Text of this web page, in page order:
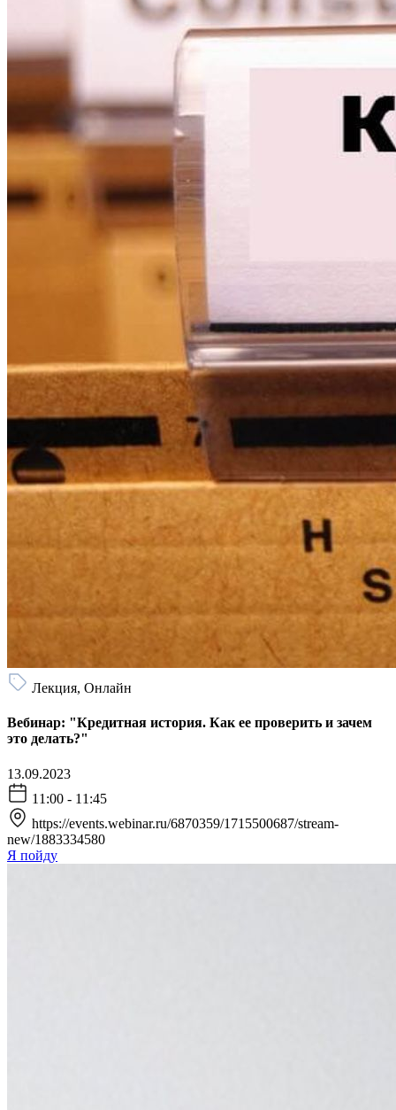
Лекция, Онлайн
Вебинар: "Кредитная история. Как ее проверить и зачем
это делать?"
13.09.2023
11:00 - 11:45
https://events.webinar.ru/6870359/1715500687/stream-
new/1883334580
Я пойду